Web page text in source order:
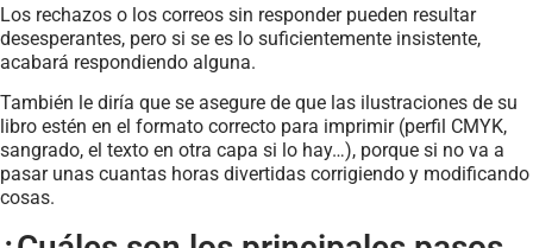
Los rechazos o los correos sin responder pueden resultar
desesperantes, pero si se es lo suficientemente insistente,
acabará respondiendo alguna.
También le diría que se asegure de que las ilustraciones de su
libro estén en el formato correcto para imprimir (perfil CMYK,
sangrado, el texto en otra capa si lo hay…), porque si no va a
pasar unas cuantas horas divertidas corrigiendo y modificando
cosas.